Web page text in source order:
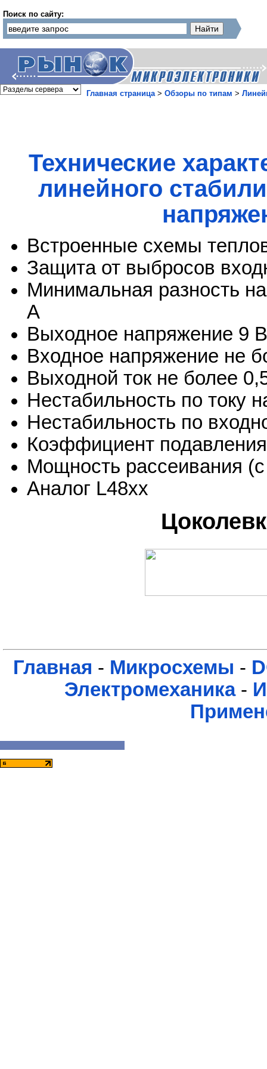
Поиск по сайту:
Главная страница> Обзоры по типам >
Технические
линейного
Встроенные схемы
Защита от выбросов
Минимальная разность
А
Выходное напряжение 9 В
Входное напряжение не
Выходной ток не более
Нестабильность по току
Нестабильность по
Коэффициент
Мощность рассеивания
Аналог L48хх
Главная - Микросхемы -
Электромеханика-